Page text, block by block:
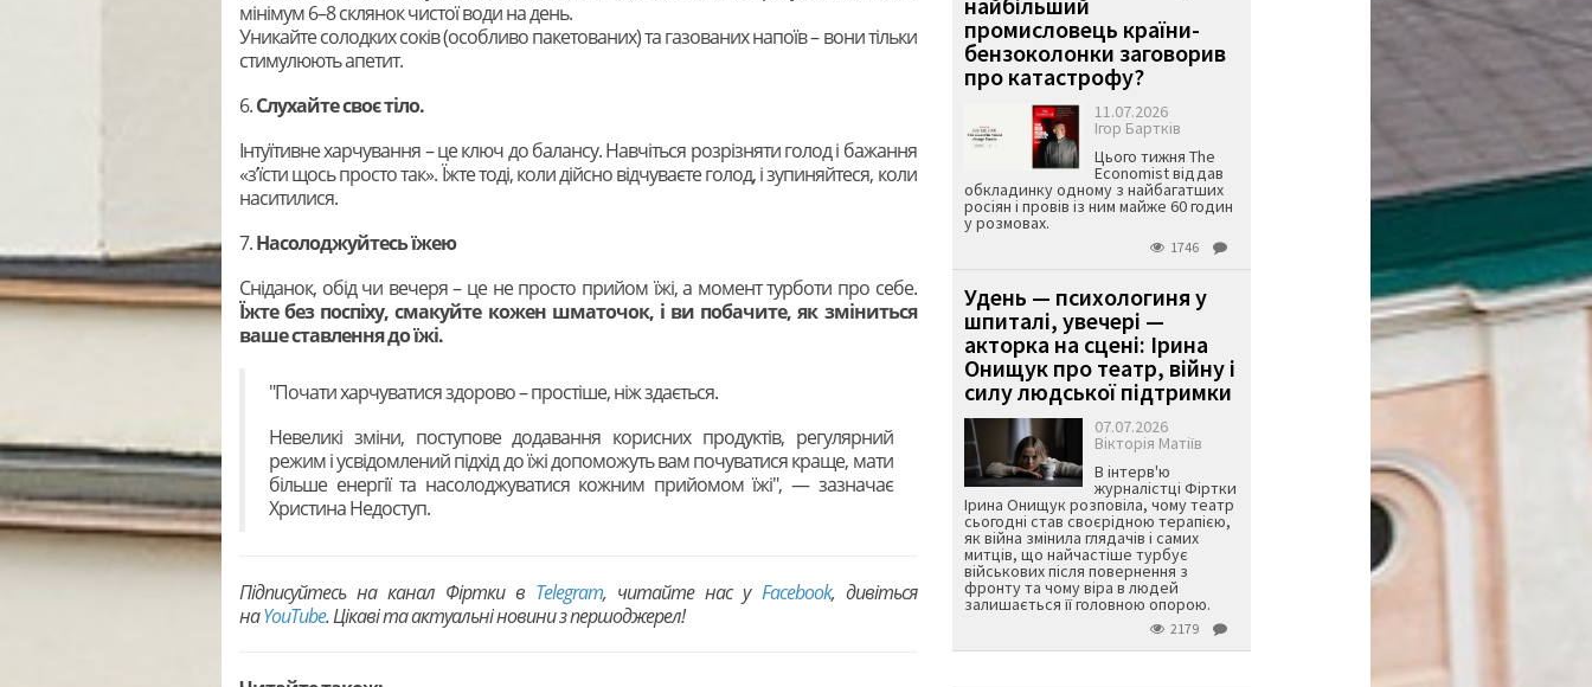
мінімум 6–8 склянок чистої води на день.
Уникайте солодких соків (особливо пакетованих) та газованих напоїв – вони тільки
стимулюють апетит.
6.Слухайте своє тіло.
Інтуїтивне харчування – це ключ до балансу. Навчіться розрізняти голод і бажання
«з’їсти щось просто так». Їжте тоді, коли дійсно відчуваєте голод, і зупиняйтеся, коли
наситилися.
7.Насолоджуйтесь їжею
Сніданок, обід чи вечеря – це не просто прийом їжі, а момент турботи про себе.
Їжте без поспіху, смакуйте кожен шматочок, і ви побачите, як зміниться
ваше ставлення до їжі.
"Почати харчуватися здорово – простіше, ніж здається.
Невеликі зміни, поступове додавання корисних продуктів, регулярний
режим і усвідомлений підхід до їжі допоможуть вам почуватися краще, мати
більше енергії та насолоджуватися кожним прийомом їжі", — зазначає
Христина Недоступ.
Підписуйтесь на канал Фіртки в Telegram, читайте нас у Facebook, дивіться
наYouTubе. Цікаві та актуальні новини з першоджерел!
промисловець країни-
бензоколонки заговорив
про катастрофу?
11.07.2026
Ігор Бартків
Цього тижня The
Economist віддав
обкладинку одному з найбагатших
росіян і провів із ним майже 60 годин
у розмовах.
1746
Удень — психологиня у
шпиталі, увечері —
акторка на сцені: Ірина
Онищук про театр, війну і
силу людської підтримки
07.07.2026
Вікторія Матіїв
В інтерв'ю
журналістці Фіртки
Ірина Онищук розповіла, чому театр
сьогодні став своєрідною терапією,
як війна змінила глядачів і самих
митців, що найчастіше турбує
військових після повернення з
фронту та чому віра в людей
залишається її головною опорою.
2179